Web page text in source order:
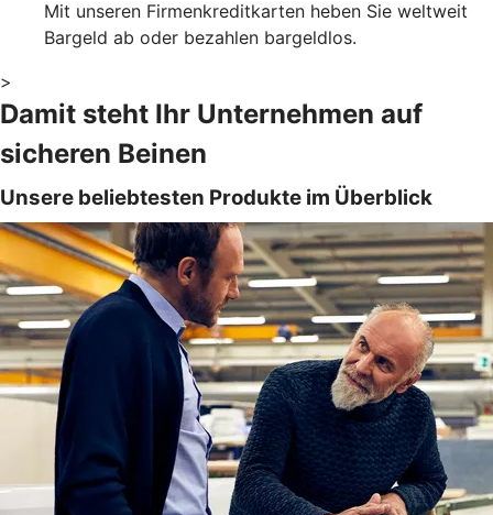
Mit unseren Firmenkreditkarten heben Sie weltweit
Bargeld ab oder bezahlen bargeldlos.
>
Damit steht Ihr Unternehmen auf
sicheren Beinen
Unsere beliebtesten Produkte im Überblick